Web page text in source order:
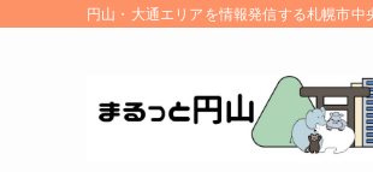
円山・大通エリアを情報発信する札幌市中